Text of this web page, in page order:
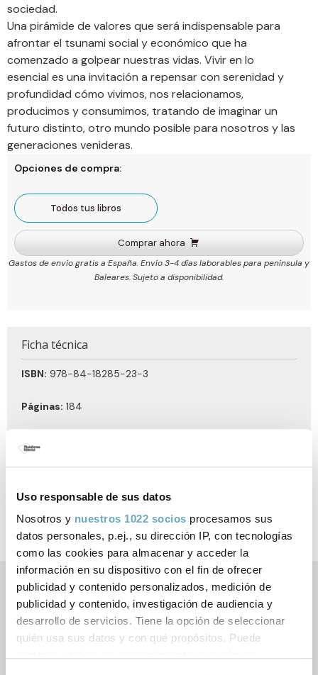
Uso responsable de sus datos
Nosotros y nuestros 1022 socios procesamos sus
datos personales, p.ej., su dirección IP, con tecnologías
como las cookies para almacenar y acceder la
información en su dispositivo con el fin de ofrecer
publicidad y contenido personalizados, medición de
publicidad y contenido, investigación de audiencia y
desarrollo de servicios. Tiene la opción de seleccionar
quién usa sus datos y con qué propósitos. Puede
sociedad.
Una pirámide de valores que será indispensable para
afrontar el tsunami social y económico que ha
comenzado a golpear nuestras vidas. Vivir en lo
esencial es una invitación a repensar con serenidad y
profundidad cómo vivimos, nos relacionamos,
producimos y consumimos, tratando de imaginar un
futuro distinto, otro mundo posible para nosotros y las
generaciones venideras.
Opciones de compra:
Todos tus libros
Comprar ahora
Gastos de envío gratis a España. Envío 3-4 días laborables para península y
Baleares. Sujeto a disponibilidad.
Ficha técnica
ISBN: 978-84-18285-23-3
Páginas: 184
Año de publicación:Junio 2020
Libros relacionados